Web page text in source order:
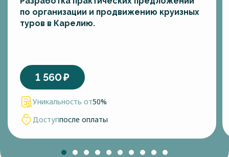
по организации и продвижению круизных
туров в Карелию.
1 560₽
Уникальность от50%
Доступпосле оплаты